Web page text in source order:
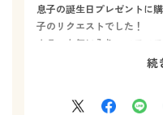
息子の誕生日プレゼントに
子のリクエストでした！
カラーも気に入り、フワフ
バスタオル、フェイスタオ
続